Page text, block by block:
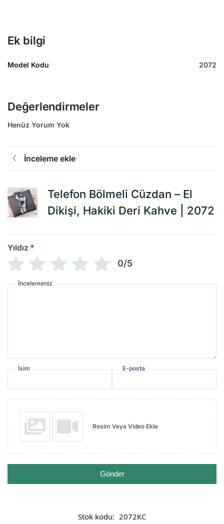
Ek bilgi
Model Kodu 2072
Değerlendirmeler
Henüz Yorum Yok
İnceleme ekle
Telefon Bölmeli Cüzdan – El
Dikişi, Hakiki Deri Kahve | 2072
Yıldız *
0/5
İncelemeniz
İsim E-posta
Resim Veya Video Ekle
Gönder
Stok kodu: 2072KC